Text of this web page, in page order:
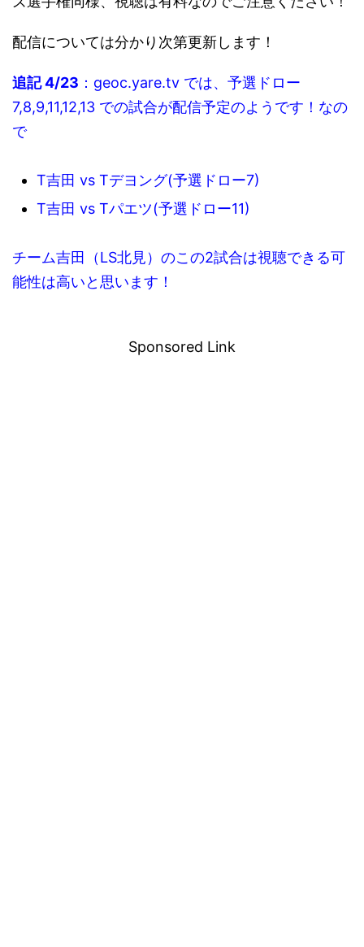
配信については分かり次第更新します！
追記 4/23 ：geoc.yare.tv では、予選ドロー
7,8,9,11,12,13 での試合が配信予定のようです！なの
で
T吉田 vs Tデヨング(予選ドロー7)
T吉田 vs Tパエツ(予選ドロー11)
チーム吉田（LS北見）のこの2試合は視聴できる可
能性は高いと思います！
Sponsored Link